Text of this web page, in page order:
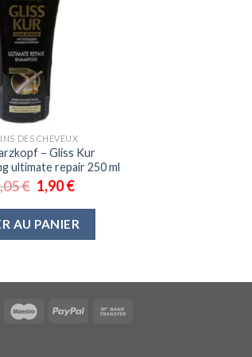
DES CHEVEUX
– Gliss Kur
ultimate repair 250 ml
€ 1,90€
AU PANIER